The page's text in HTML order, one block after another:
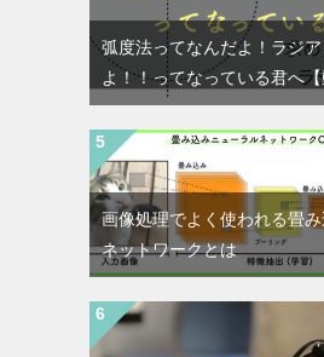
弧度法ってなんだよ！ラジ
よ！！ってなっている君へ【
画像処理でよく使われる畳
ネットワークとは